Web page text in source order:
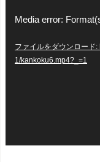
プ
Media error:
ファイルをダウンロード
1/kankoku6.mp4?_=1